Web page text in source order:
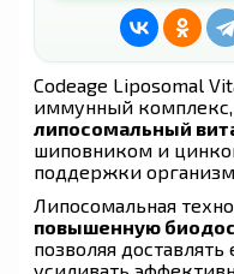
Codeage Liposomal
иммунный
липосомальный
шиповником и
поддержки
Липосомальная
повышенную
позволяя
усиливать